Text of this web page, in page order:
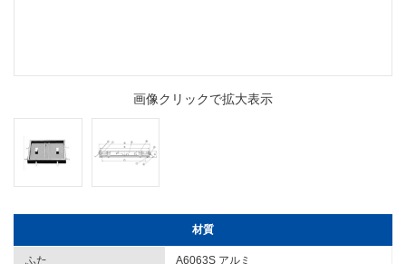
画像クリックで拡大表示
材質
ふた
A6063S アルミ